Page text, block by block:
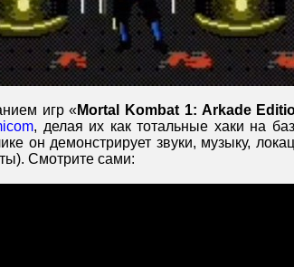
игр «Mortal Kombat 1: Arkade
, делая их как тотальные хаки на
он демонстрирует звуки, музыку,
Смотрите сами: